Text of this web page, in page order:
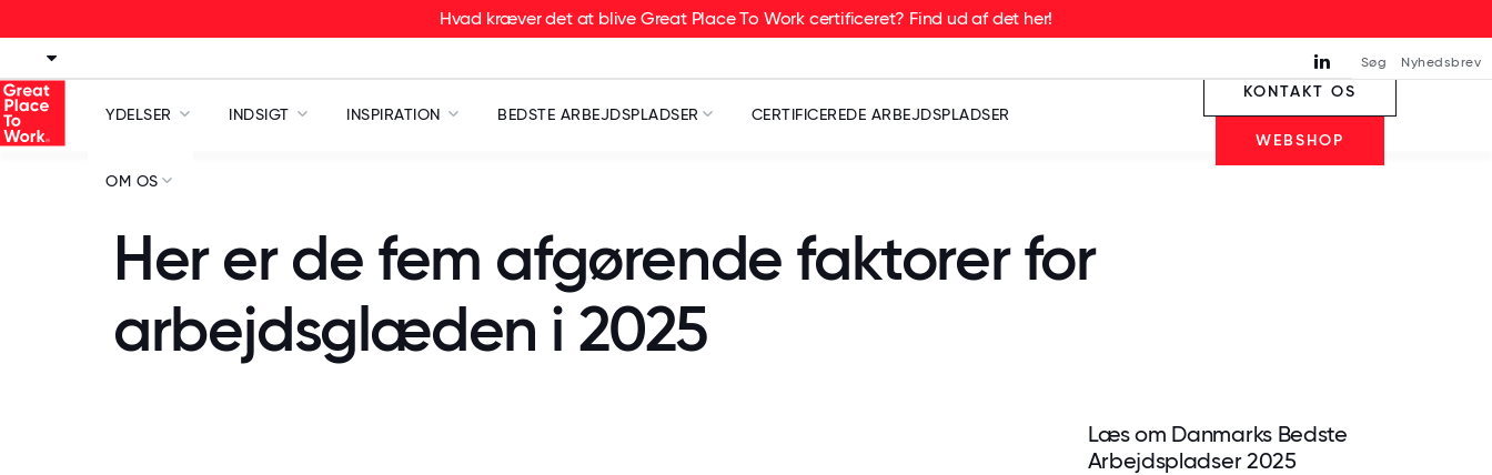
Hvad kræver det at blive Great Place To Work certificeret? Find ud af det her!
Søg Nyhedsbrev
YDELSER INDSIGT INSPIRATION BEDSTE ARBEJDSPLADSER CERTIFICEREDE ARBEJDSPLADSER
OM OS
KONTAKT OS
WEBSHOP
Her er de fem afgørende faktorer for
arbejdsglæden i 2025
Læs om Danmarks Bedste
Arbejdspladser 2025